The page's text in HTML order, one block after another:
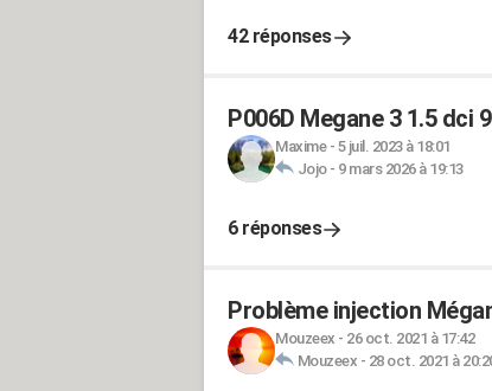
42 réponses
P006D Megane 3 1.5 dci
Maxime- 5 juil. 2023 à 18:01
Jojo- 9 mars 2026 à 19:13
6 réponses
Problème injection
Mouzeex - 26 oct. 2021 à 17:42
Mouzeex - 28 oct. 2021 à